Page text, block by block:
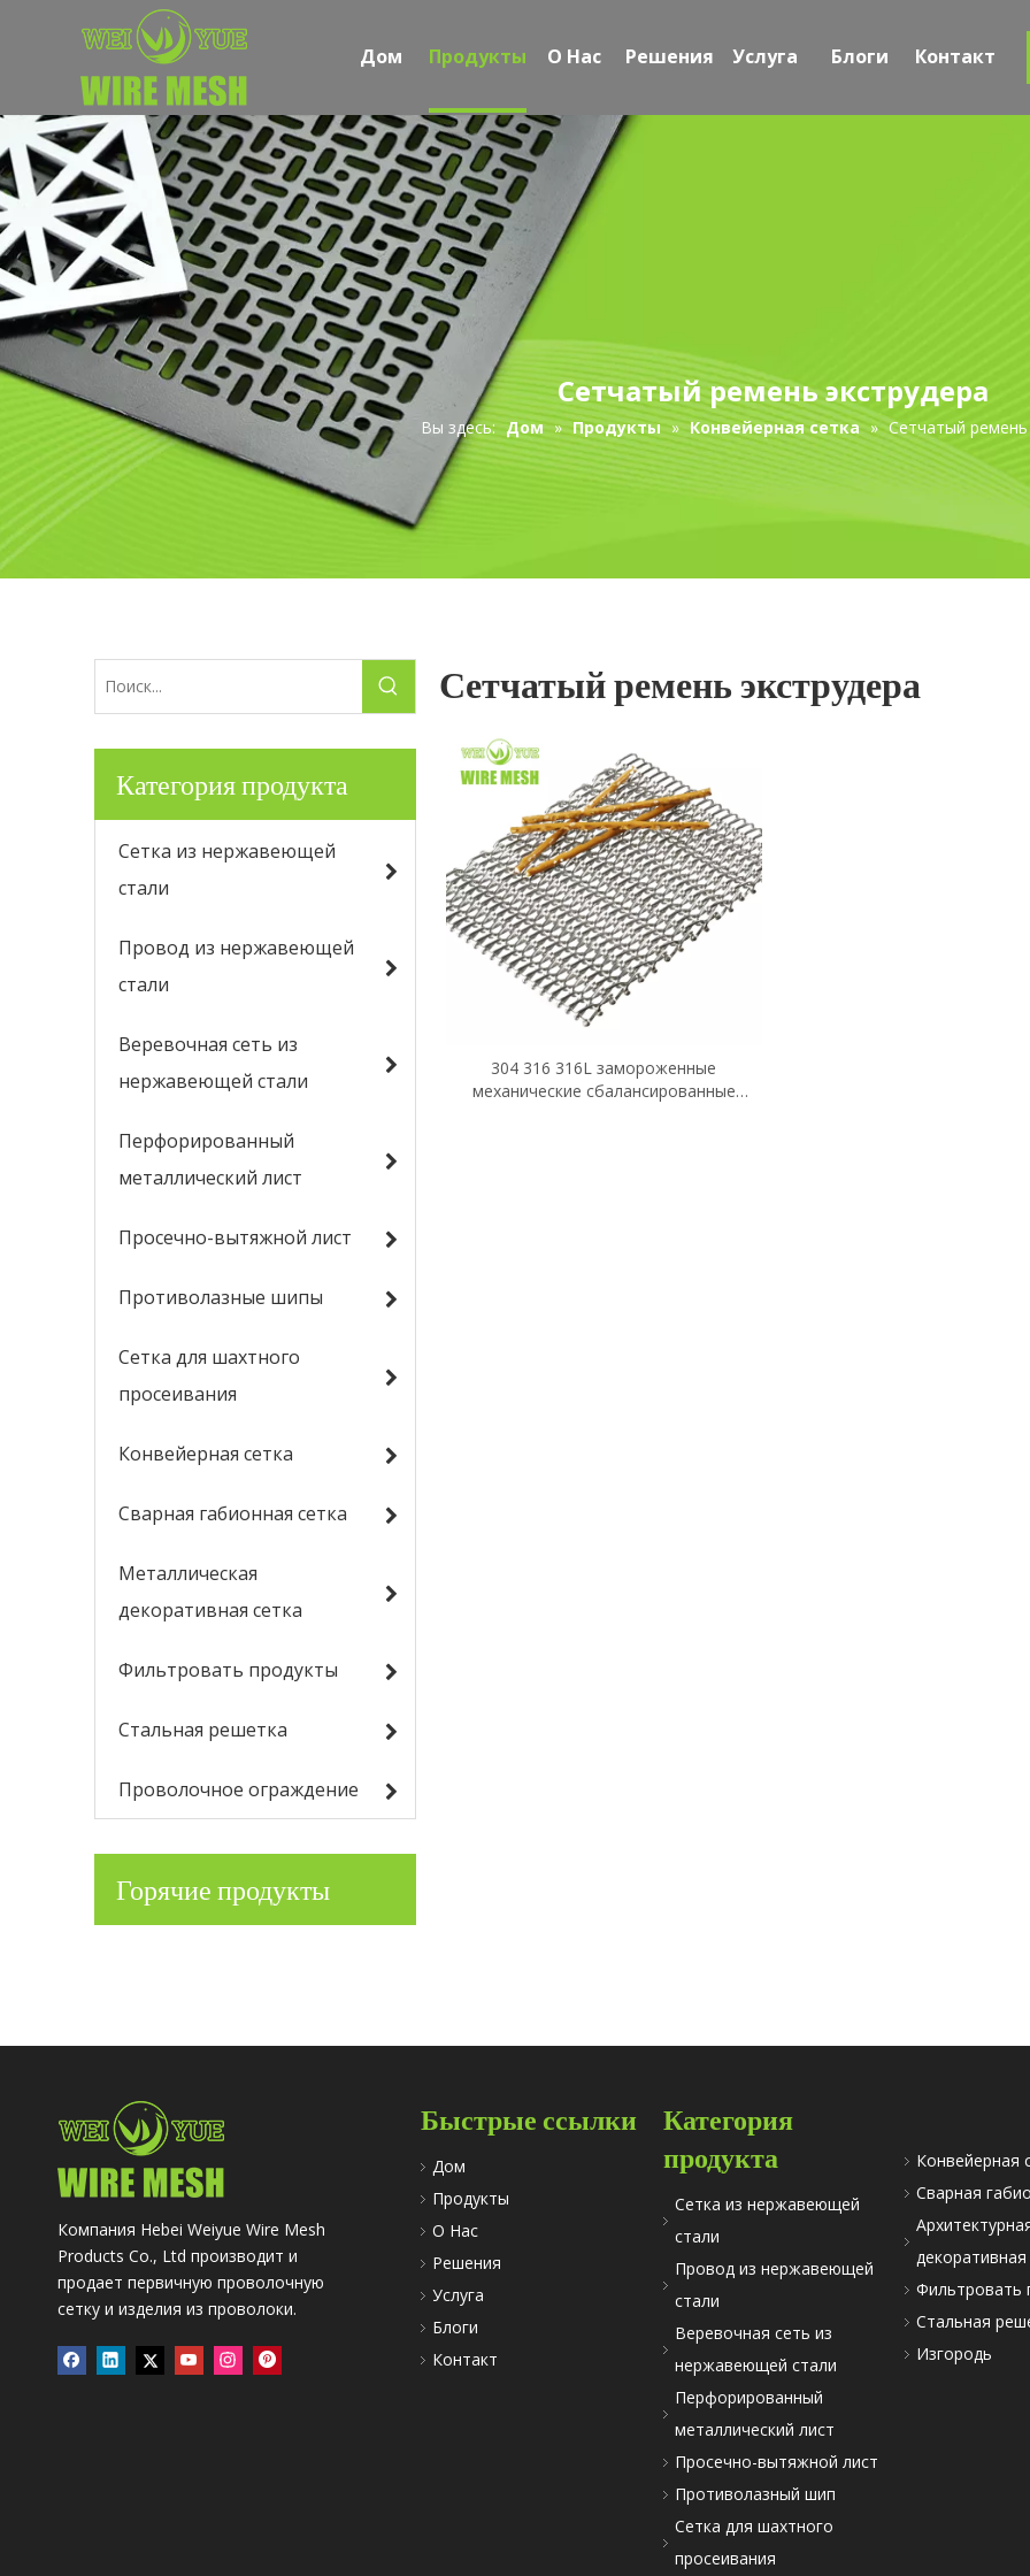
Дом Продукты О Hac Решения Услуга Блоги Контакт
Сетчатый ремень экструдера
Вы здесь: Дом » Продукты » Конвейерная сетка » Сетчатый ремень
Категория продукта
Сетка из нержавеющей
стали
Провод из нержавеющей
стали
Веревочная сеть из
нержавеющей стали
Перфорированный
металлический лист
Просечно-вытяжной лист
Противолазные шипы
Сетка для шахтного
просеивания
Конвейерная сетка
Сварная габионная сетка
Металлическая
декоративная сетка
Фильтровать продукты
Стальная решетка
Проволочное ограждение
Горячие продукты
Сетчатый ремень экструдера
304 316 316L замороженные
механические сбалансированные
Компания Hebei Weiyue Wire Mesh
Products Co., Ltd производит и
продает первичную проволочную
сетку и изделия из проволоки.
Быстрые ссылки
Дом
Продукты
О Hac
Решения
Услуга
Блоги
Контакт
Категория
продукта
Сетка из нержавеющей
стали
Провод из нержавеющей
стали
Веревочная сеть из
нержавеющей стали
Перфорированный
металлический лист
Просечно-вытяжной лист
Противолазный шип
Сетка для шахтного
просеивания
Конвейерная
Сварная
декоративная
Фильтровать
Стальная
Изгородь